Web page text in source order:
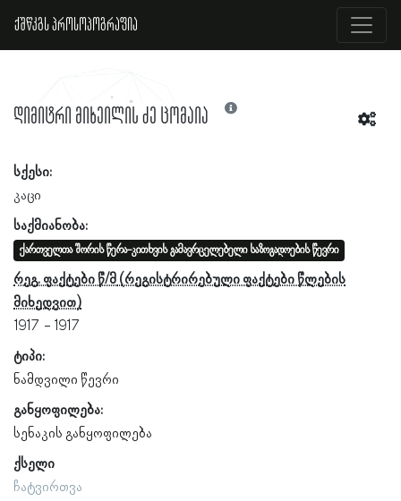
ქშწკგს პროსოპოგრაფია
დიმიტრი მიხეილის ძე ცომაია
სქესი:
კაცი
საქმიანობა:
ქართველთა შორის წერა-კითხვის გამავრცელებელი საზოგადოების წევრი
რეგ. ფაქტები წ/მ
1917
1917
ტიპი:
ნამდვილი წევრი
განყოფილება:
სენაკის განყოფილება
ქსელი
ჩატვირთვა